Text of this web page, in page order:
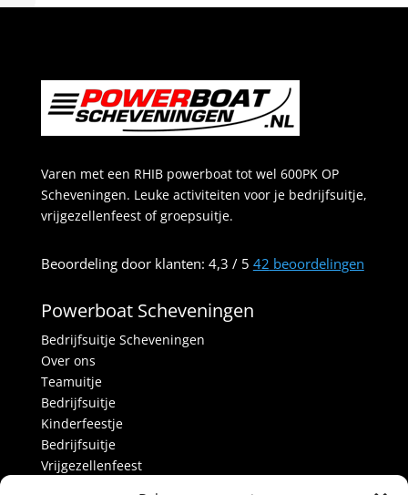
Varen met een RHIB powerboat tot wel 600PK OP
Scheveningen. Leuke activiteiten voor je bedrijfsuitje,
vrijgezellenfeest of groepsuitje.
Beoordeling door klanten: 4,3 / 5 42 beoordelingen
Powerboat Scheveningen
Bedrijfsuitje Scheveningen
Over ons
Teamuitje
Bedrijfsuitje
Kinderfeestje
Bedrijfsuitje
Vrijgezellenfeest